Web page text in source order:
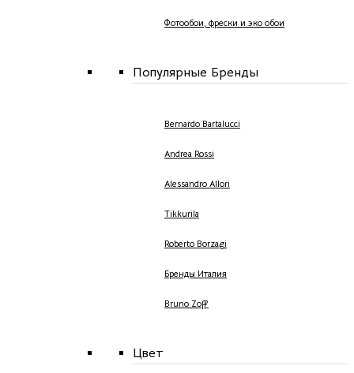
Фотообои, фрески и эко обои
Популярные Бренды
Bernardo Bartalucci
Andrea Rossi
Alessandro Allori
Tikkurila
Roberto Borzagi
Бренды Италия
Bruno Zoff
Цвет